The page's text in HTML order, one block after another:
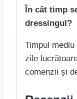
În cât timp
dressingul?
Timpul
zile
comenzii și